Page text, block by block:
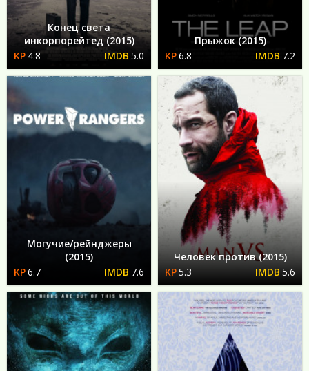
Конец света
инкорпорейтед (2015)
4.8
5.0
Прыжок (2015)
6.8
7.2
Могучие/рейнджеры
(2015)
6.7
7.6
Человек против (2015)
5.3
5.6